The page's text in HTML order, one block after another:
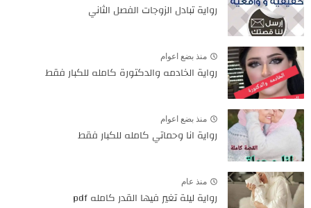
رواية تبادل الزوجات الفصل الثاني
منذ بضع اعوام
رواية الخادمه والدكتورة كامله للكبار فقط
منذ بضع اعوام
رواية انا وحماتي كامله للكبار فقط
منذ عام
رواية ليلة تغير فيها القدر كامله pdf